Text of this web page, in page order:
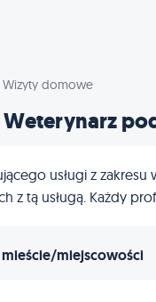
Wizyty domowe
usługi z
z tą usługą. Każdy
miejscowości